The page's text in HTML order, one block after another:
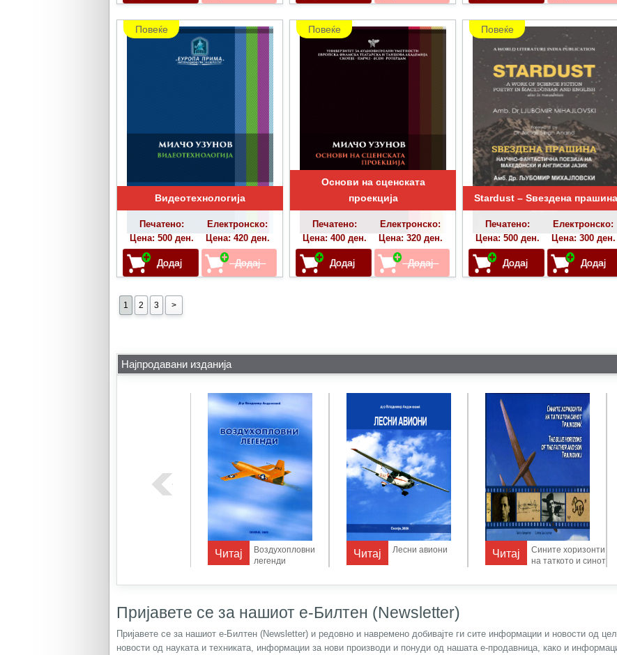
Повеќе
Видеотехнологија
Печатено:
Цена: 500 ден.
Електронско:
Цена: 420 ден.
Повеќе
Основи на сценската
проекција
Печатено:
Цена: 400 ден.
Електронско:
Цена: 320 ден.
Повеќе
Stardust – Ѕвездена прашина
Печатено:
Цена: 500 ден.
Електронско:
Цена: 300 ден.
1 2 3 >
Најпродавани изданија
Читај
Воздухопловни
легенди
Читај Лесни авиони Читај
Сините хоризонти
на таткото и синот
Пријавете се за нашиот е-Билтен (Newsletter)
Пријавете се за нашиот е-Билтен (Newsletter) и редовно и навремено добивајте ги сите информации и новости од
новости од науката и техниката, информации за нови производи и понуди од нашата е-продавница, како и